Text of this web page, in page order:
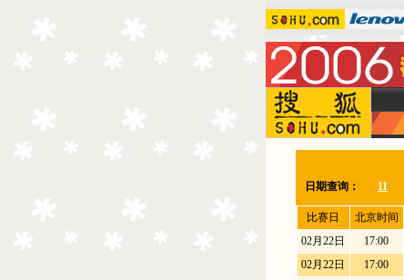
日期查询：
11
比赛日 北京时间
02月22日
17:00
02月22日
17:00